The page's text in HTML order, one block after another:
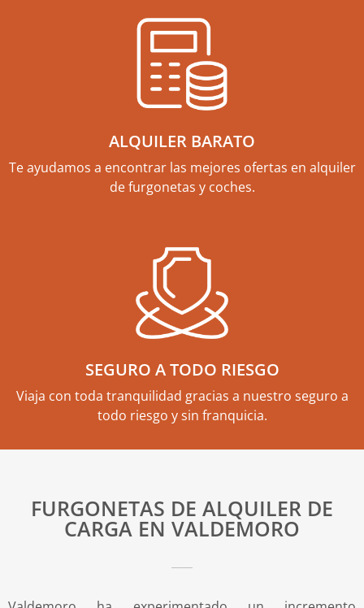
ALQUILER BARATO
Te ayudamos a encontrar las mejores ofertas en alquiler
de furgonetas y coches.
SEGURO A TODO RIESGO
Viaja con toda tranquilidad gracias a nuestro seguro a
todo riesgo y sin franquicia.
FURGONETAS DE ALQUILER DE
CARGA EN VALDEMORO